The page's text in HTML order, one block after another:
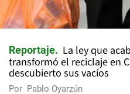
Reportaje
La ley que
transformó el reciclaje en
descubierto sus vacíos
Por Pablo Oyarzún